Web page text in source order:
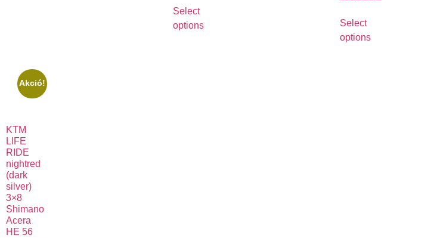
Select
options
Select
options
Akció!
KTM
LIFE
RIDE
nightred
(dark
silver)
3×8
Shimano
Acera
HE 56